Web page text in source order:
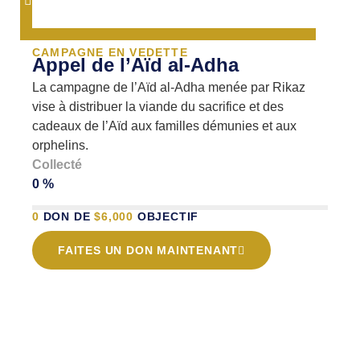
CAMPAGNE EN VEDETTE
Appel de l’Aïd al-Adha
La campagne de l’Aïd al-Adha menée par Rikaz
vise à distribuer la viande du sacrifice et des
cadeaux de l’Aïd aux familles démunies et aux
orphelins.
Collecté
0 %
0 DON DE$6,000 OBJECTIF
FAITES UN DON MAINTENANT